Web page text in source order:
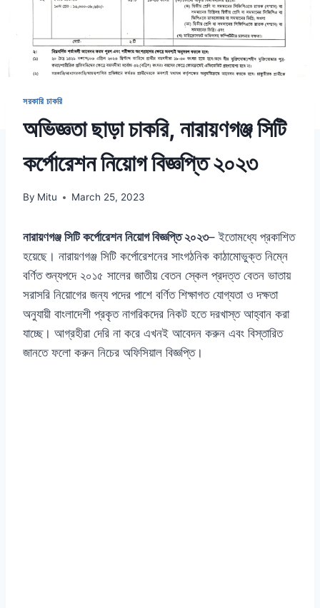
সরকারি চাকরি
অভিজ্ঞতা ছাড়া চাকরি, নারায়ণগঞ্জ সিটি
কর্পোরেশন নিয়োগ বিজ্ঞপ্তি ২০২৩
By Mitu March 25, 2023
নারায়ণগঞ্জ সিটি কর্পোরেশন নিয়োগ বিজ্ঞপ্তি ২০২৩– ইতোমধ্যে প্রকাশিত
হয়েছে। নারায়ণগঞ্জ সিটি কর্পোরেশনের সাংগঠনিক কাঠামোভুক্ত নিম্নে
বর্ণিত শুন্যপদে ২০১৫ সালের জাতীয় বেতন স্কেল প্রদত্ত বেতন ভাতায়
সরাসরি নিয়োগের জন্য পদের পাশে বর্ণিত শিক্ষাগত যোগ্যতা ও দক্ষতা
অনুযায়ী বাংলাদেশী প্রকৃত নাগরিকদের নিকট হতে দরখাস্ত আহ্বান করা
যাচ্ছে। আগ্রহীরা দেরি না করে এখনই আবেদন করুন এবং বিস্তারিত
জানতে ফলো করুন নিচের অফিসিয়াল বিজ্ঞপ্তি।